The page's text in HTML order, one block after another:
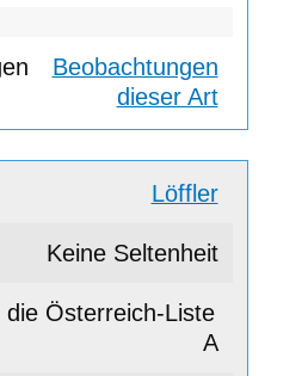
Beobachtungen
dieser Art
Löffler
Keine Seltenheit
A